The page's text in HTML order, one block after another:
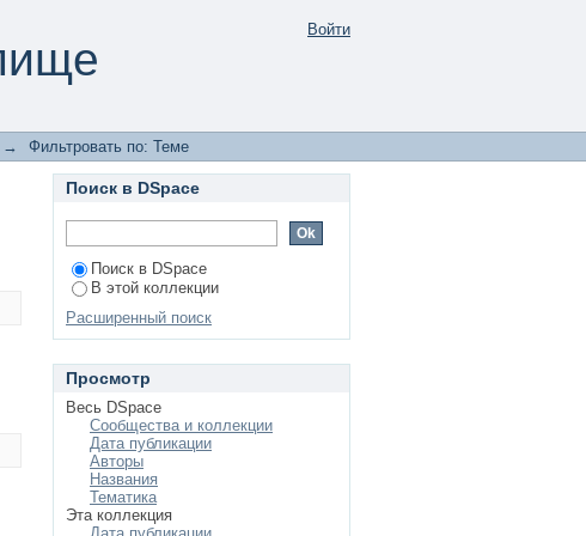
Войти
→ Фильтровать по: Теме
Поиск в DSpace
Поиск в DSpace
В этой коллекции
Расширенный поиск
Просмотр
Весь DSpace
Сообщества и коллекции
Дата публикации
Авторы
Названия
Тематика
Эта коллекция